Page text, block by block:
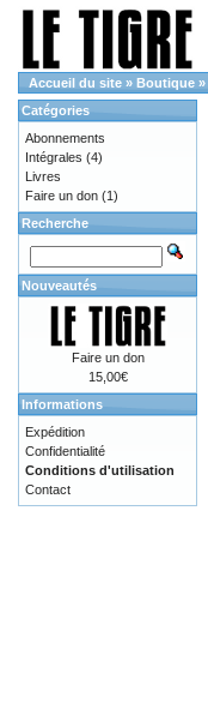
Accueil du site » Boutique »
Catégories
Abonnements
Intégrales (4)
Livres
Faire un don (1)
Recherche
Nouveautés
Faire un don
15,00€
Informations
Expédition
Confidentialité
Conditions d'utilisation
Contact